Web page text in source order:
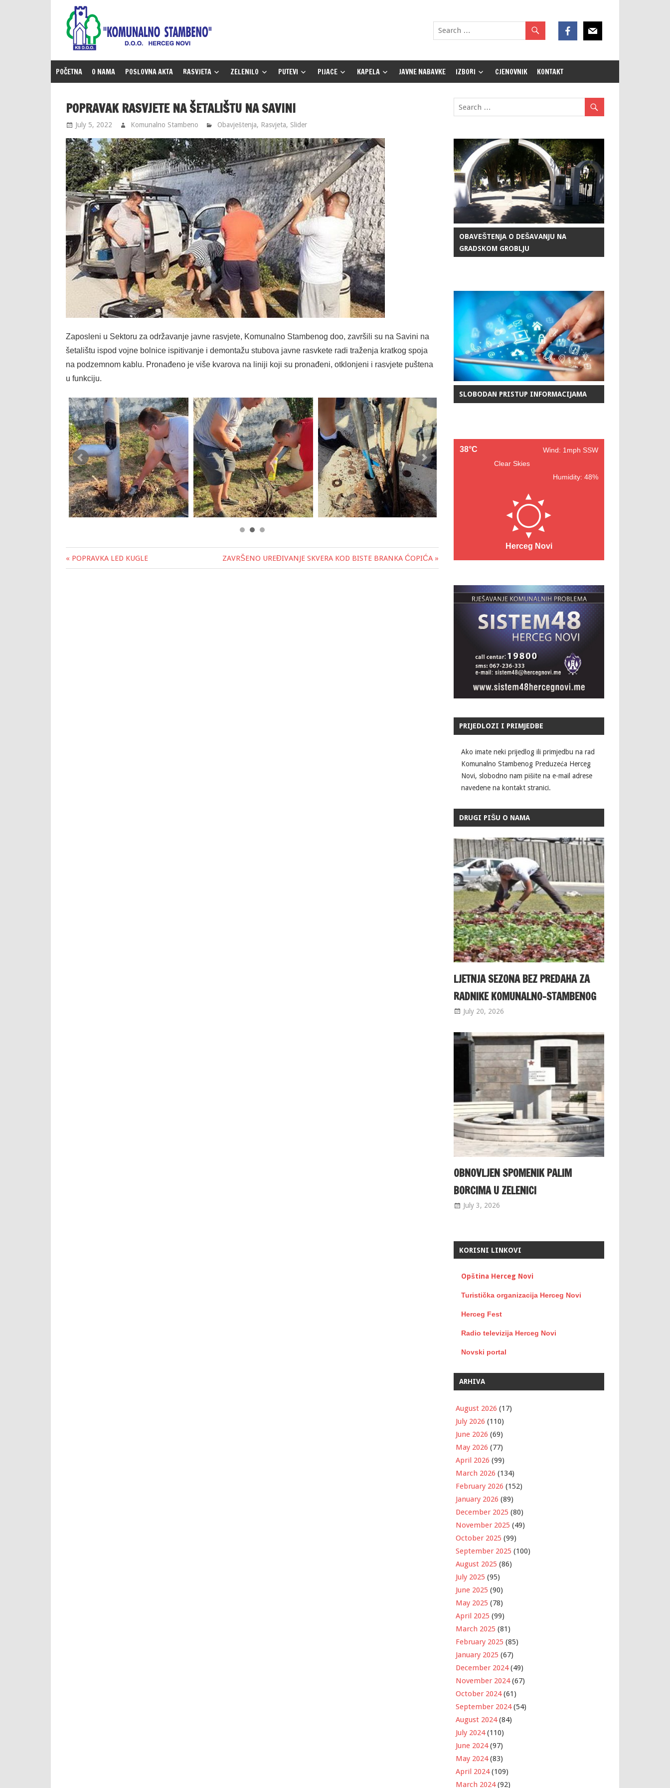
content
POČETNA O NAMA POSLOVNA AKTA RASVJETA ZELENILO PUTEVI PIJACE KAPELA JAVNE NABAVKE IZBORI CJENOVNIK KONTAKT
POPRAVAK RASVJETE NA ŠETALIŠTU NA SAVINI
July 5, 2022 Komunalno Stambeno Obavještenja, Rasvjeta, Slider
Zaposleni u Sektoru za održavanje javne rasvjete, Komunalno Stambenog doo, završili su na Savini na
šetalištu ispod vojne bolnice ispitivanje i demontažu stubova javne rasvkete radi traženja kratkog spoja
na podzemnom kablu. Pronađeno je više kvarova na liniji koji su pronađeni, otklonjeni i rasvjete puštena
u funkciju.
Post
« POPRAVKA LED KUGLE ZAVRŠENO UREĐIVANJE SKVERA KOD BISTE BRANKA ĆOPIĆA »
OBAVEŠTENJA O DEŠAVANJU NA
GRADSKOM GROBLJU
SLOBODAN PRISTUP INFORMACIJAMA
38°C
Wind: 1mph SSW
Clear Skies
Humidity: 48%
Herceg Novi
PRIJEDLOZI I PRIMJEDBE
Ako imate neki prijedlog ili primjedbu na rad
Komunalno Stambenog Preduzeća Herceg
Novi, slobodno nam pišite na e-mail adrese
navedene na kontakt stranici.
DRUGI PIŠU O NAMA
LJETNJA SEZONA BEZ PREDAHA ZA
RADNIKE KOMUNALNO-STAMBENOG
July 20, 2026
OBNOVLJEN SPOMENIK PALIM
BORCIMA U ZELENICI
July 3, 2026
KORISNI LINKOVI
Opština Herceg Novi
Turistička organizacija Herceg Novi
Herceg Fest
Radio televizija Herceg Novi
Novski portal
ARHIVA
August 2026 (17)
July 2026 (110)
June 2026 (69)
May 2026 (77)
April 2026 (99)
March 2026 (134)
February 2026 (152)
January 2026 (89)
December 2025 (80)
November 2025 (49)
October 2025 (99)
September 2025 (100)
August 2025 (86)
July 2025 (95)
June 2025 (90)
May 2025 (78)
April 2025 (99)
March 2025 (81)
February 2025 (85)
January 2025 (67)
December 2024(49)
November 2024(67)
October 2024(61)
September 2024(54)
August 2024(84)
July 2024(110)
June 2024(97)
May 2024(83)
April 2024(109)
March 2024(92)